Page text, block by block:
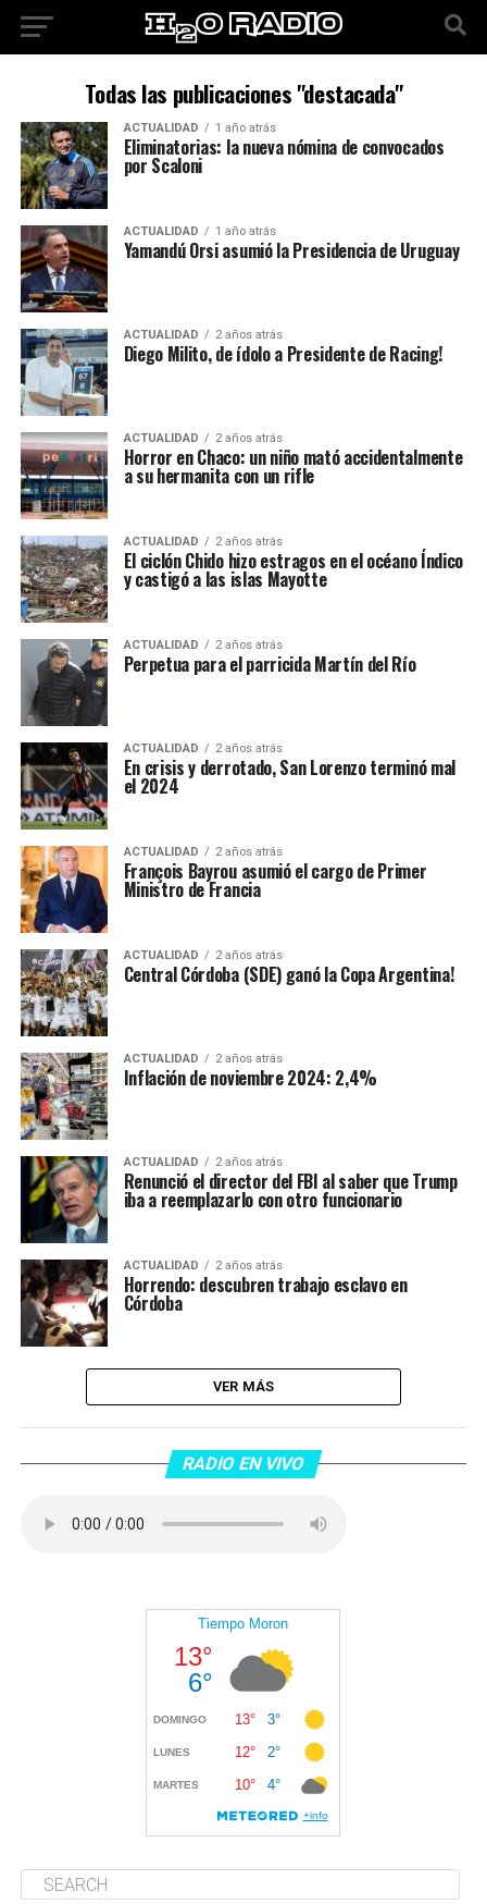
Todas las publicaciones "destacada"
ACTUALIDAD 1 año atrás
Eliminatorias: la nueva nómina de convocados
por Scaloni
ACTUALIDAD 1 año atrás
Yamandú Orsi asumió la Presidencia de Uruguay
ACTUALIDAD 2 años atrás
Diego Milito, de ídolo a Presidente de Racing!
ACTUALIDAD 2 años atrás
Horror en Chaco: un niño mató accidentalmente
a su hermanita con un rifle
ACTUALIDAD 2 años atrás
El ciclón Chido hizo estragos en el océano Índico
y castigó a las islas Mayotte
ACTUALIDAD 2 años atrás
Perpetua para el parricida Martín del Río
ACTUALIDAD 2 años atrás
En crisis y derrotado, San Lorenzo terminó mal
el 2024
ACTUALIDAD 2 años atrás
François Bayrou asumió el cargo de Primer
Ministro de Francia
ACTUALIDAD 2 años atrás
Central Córdoba (SDE) ganó la Copa Argentina!
ACTUALIDAD 2 años atrás
Inflación de noviembre 2024: 2,4%
ACTUALIDAD 2 años atrás
Renunció el director del FBI al saber que Trump
iba a reemplazarlo con otro funcionario
ACTUALIDAD 2 años atrás
Horrendo: descubren trabajo esclavo en
Córdoba
VER MÁS
RADIO EN VIVO